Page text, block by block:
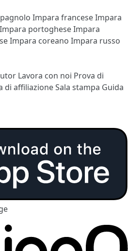
Impara franceseImpara
Impara portogheseImpara
Impara coreano Impara russo
Lavora con noi Prova di
di affiliazioneSala stampa Guida